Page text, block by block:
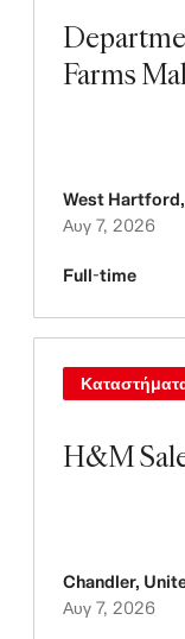
Farms
West Hartford,
Αυγ 7, 2026
Full-time
H&M
Chandler,
Αυγ 7, 2026